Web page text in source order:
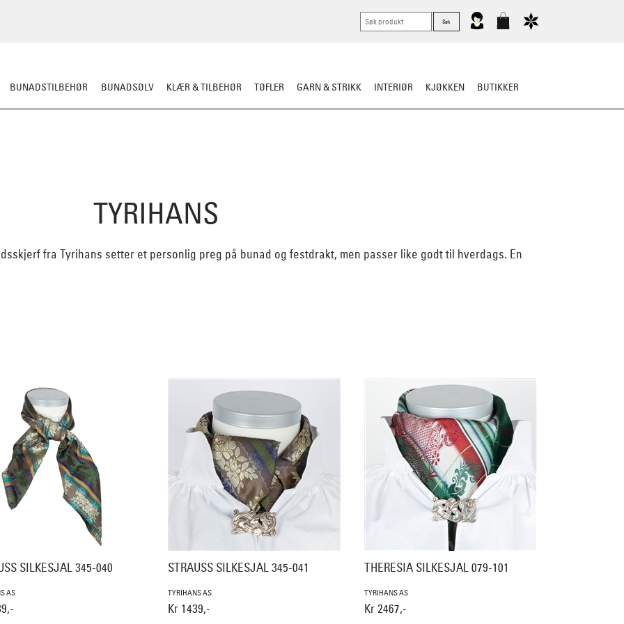
BUNADSTILBEHØR BUNADSØLV KLÆR & TILBEHØR TØFLER GARN & STRIKK INTERIØR KJØKKEN BUTIKKER
TYRIHANS
fra Tyrihans setter et personlig preg på bunad og festdrakt, men passer like godt til hverdags. En
SILKESJAL 345-040
AS
STRAUSS SILKESJAL 345-041
TYRIHANS AS
Kr 1439,-
THERESIA SILKESJAL 079-101
TYRIHANS AS
Kr 2467,-